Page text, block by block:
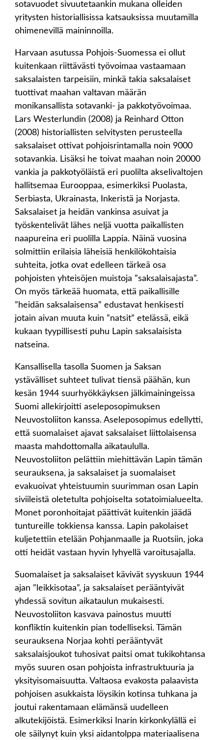
sotavuodet sivuutetaankin mukana olleiden
yritysten historiallisissa katsauksissa muutamilla
ohimenevillä maininnoilla.
Harvaan asutussa Pohjois-Suomessa ei ollut
kuitenkaan riittävästi työvoimaa vastaamaan
saksalaisten tarpeisiin, minkä takia saksalaiset
tuottivat maahan valtavan määrän
monikansallista sotavanki- ja pakkotyövoimaa.
Lars Westerlundin (2008) ja Reinhard Otton
(2008) historiallisten selvitysten perusteella
saksalaiset ottivat pohjoisrintamalla noin 9000
sotavankia. Lisäksi he toivat maahan noin 20000
vankia ja pakkotyöläistä eri puolilta akselivaltojen
hallitsemaa Eurooppaa, esimerkiksi Puolasta,
Serbiasta, Ukrainasta, Inkeristä ja Norjasta.
Saksalaiset ja heidän vankinsa asuivat ja
työskentelivät lähes neljä vuotta paikallisten
naapureina eri puolilla Lappia. Näinä vuosina
solmittiin erilaisia läheisiä henkilökohtaisia
suhteita, jotka ovat edelleen tärkeä osa
pohjoisten yhteisöjen muistoja ”saksalaisajasta”.
On myös tärkeää huomata, että paikallisille
”heidän saksalaisensa” edustavat henkisesti
jotain aivan muuta kuin ”natsit” etelässä, eikä
kukaan tyypillisesti puhu Lapin saksalaisista
natseina.
Kansallisella tasolla Suomen ja Saksan
ystävälliset suhteet tulivat tiensä päähän, kun
kesän 1944 suurhyökkäyksen jälkimainingeissa
Suomi allekirjoitti aseleposopimuksen
Neuvostoliiton kanssa. Aseleposopimus edellytti,
että suomalaiset ajavat saksalaiset liittolaisensa
maasta mahdottomalla aikataululla.
Neuvostoliiton pelättiin miehittävän Lapin tämän
seurauksena, ja saksalaiset ja suomalaiset
evakuoivat yhteistuumin suurimman osan Lapin
siviileistä oletetulta pohjoiselta sotatoimialueelta.
Monet poronhoitajat päättivät kuitenkin jäädä
tuntureille tokkiensa kanssa. Lapin pakolaiset
kuljetettiin etelään Pohjanmaalle ja Ruotsiin, joka
otti heidät vastaan hyvin lyhyellä varoitusajalla.
Suomalaiset ja saksalaiset kävivät syyskuun 1944
ajan ”leikkisotaa”, ja saksalaiset perääntyivät
yhdessä sovitun aikataulun mukaisesti.
Neuvostoliiton kasvava painostus muutti
konfliktin kuitenkin pian todelliseksi. Tämän
seurauksena Norjaa kohti perääntyvät
saksalaisjoukot tuhosivat paitsi omat tukikohtansa
myös suuren osan pohjoista infrastruktuuria ja
yksityisomaisuutta. Valtaosa evakosta palaavista
pohjoisen asukkaista löysikin kotinsa tuhkana ja
joutui rakentamaan elämänsä uudelleen
alkutekijöistä. Esimerkiksi Inarin kirkonkylällä ei
ole säilynyt kuin yksi aidantolppa materiaalisena